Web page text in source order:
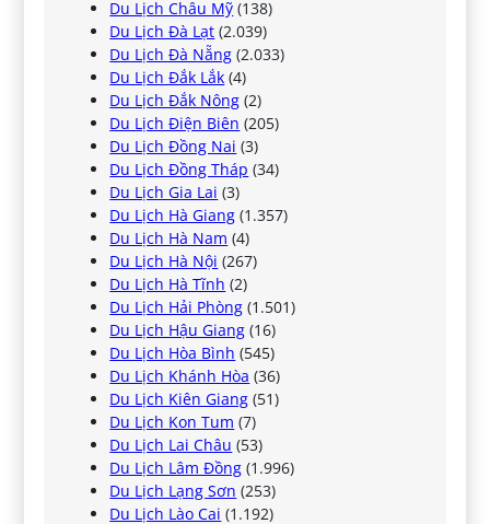
Du Lịch Châu Mỹ (138)
Du Lịch Đà Lạt (2.039)
Du Lịch Đà Nẵng (2.033)
Du Lịch Đắk Lắk (4)
Du Lịch Đắk Nông (2)
Du Lịch Điện Biên (205)
Du Lịch Đồng Nai (3)
Du Lịch Đồng Tháp (34)
Du Lịch Gia Lai (3)
Du Lịch Hà Giang (1.357)
Du Lịch Hà Nam (4)
Du Lịch Hà Nội (267)
Du Lịch Hà Tĩnh (2)
Du Lịch Hải Phòng (1.501)
Du Lịch Hậu Giang (16)
Du Lịch Hòa Bình (545)
Du Lịch Khánh Hòa (36)
Du Lịch Kiên Giang (51)
Du Lịch Kon Tum (7)
Du Lịch Lai Châu (53)
Du Lịch Lâm Đồng (1.996)
Du Lịch Lạng Sơn (253)
Du Lịch Lào Cai (1.192)